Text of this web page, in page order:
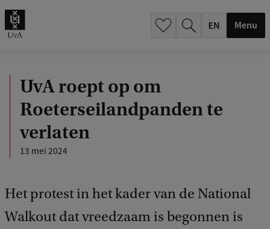
Menu
UvA roept op om
Roeterseilandpanden te
verlaten
13 mei 2024
Het protest in het kader van de National
Walkout dat vreedzaam is begonnen is